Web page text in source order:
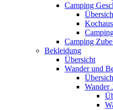
Camping
Camping
Bekleidung
Übersicht
Wander und
Wander